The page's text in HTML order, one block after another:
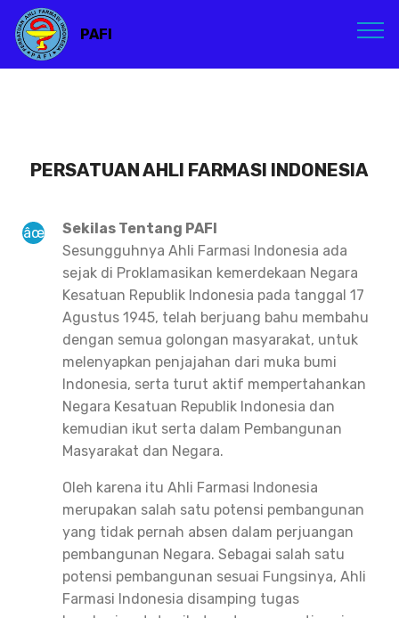
PAFI
PERSATUAN AHLI FARMASI INDONESIA
Sekilas Tentang PAFI
Sesungguhnya Ahli Farmasi Indonesia ada
sejak di Proklamasikan kemerdekaan Negara
Kesatuan Republik Indonesia pada tanggal 17
Agustus 1945, telah berjuang bahu membahu
dengan semua golongan masyarakat, untuk
melenyapkan penjajahan dari muka bumi
Indonesia, serta turut aktif mempertahankan
Negara Kesatuan Republik Indonesia dan
kemudian ikut serta dalam Pembangunan
Masyarakat dan Negara.
Oleh karena itu Ahli Farmasi Indonesia
merupakan salah satu potensi pembangunan
yang tidak pernah absen dalam perjuangan
pembangunan Negara. Sebagai salah satu
potensi pembangunan sesuai Fungsinya, Ahli
Farmasi Indonesia disamping tugas